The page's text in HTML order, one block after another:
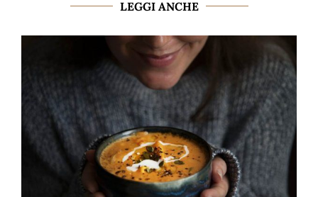
LEGGI ANCHE